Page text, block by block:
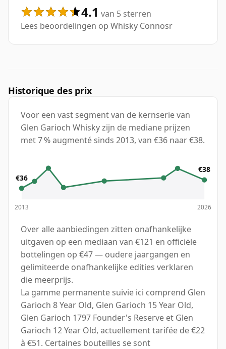
4.1 van 5 sterren
Lees beoordelingen op Whisky Connosr
Historique des prix
Voor een vast segment van de kernserie van
Glen Garioch Whisky zijn de mediane prijzen
met 7 % augmenté sinds 2013, van €36 naar €38.
€36
2013
€38
2026
Over alle aanbiedingen zitten onafhankelijke
uitgaven op een mediaan van €121 en officiële
bottelingen op €47 — oudere jaargangen en
gelimiteerde onafhankelijke edities verklaren
die meerprijs.
La gamme permanente suivie ici comprend Glen
Garioch 8 Year Old, Glen Garioch 15 Year Old,
Glen Garioch 1797 Founder's Reserve et Glen
Garioch 12 Year Old, actuellement tarifée de €22
à €51. Certaines bouteilles se sont